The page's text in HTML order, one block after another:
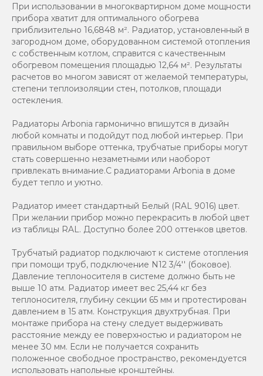
При использовании в многоквартирном доме мощности
прибора хватит для оптимального обогрева
приблизительно 16,6848 м². Радиатор, установленный в
загородном доме, оборудованном системой отопления
с собственным котлом, справится с качественным
обогревом помещения площадью 12,64 м². Результаты
расчетов во многом зависят от желаемой температуры,
степени теплоизоляции стен, потолков, площади
остекления.
Радиаторы Arbonia гармонично впишутся в дизайн
любой комнаты и подойдут под любой интерьер. При
правильном выборе оттенка, трубчатые приборы могут
стать совершенно незаметными или наоборот
привлекать внимание.С радиаторами Аrbonia в доме
будет тепло и уютно.
Радиатор имеет стандартный Белый (RAL 9016) цвет.
При желании прибор можно перекрасить в любой цвет
из таблицы RAL. Доступно более 200 оттенков цветов.
Трубчатый радиатор подключают к системе отопления
при помощи труб, подключение N12 3/4'' (боковое).
Давление теплоносителя в системе должно быть не
выше 10 атм. Радиатор имеет вес 25,44 кг без
теплоносителя, глубину секции 65 мм и протестирован
давлением в 15 атм. Конструкция двухтрубная. При
монтаже прибора на стену следует выдерживать
расстояние между ее поверхностью и радиатором не
менее 30 мм. Если не получается сохранить
положенное свободное пространство, рекомендуется
использовать напольные кронштейны.